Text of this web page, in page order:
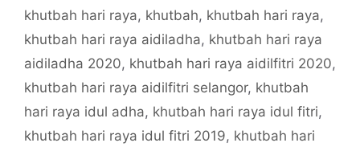
khutbah hari raya, khutbah, khutbah hari raya,
khutbah hari raya aidiladha, khutbah hari raya
aidiladha 2020, khutbah hari raya aidilfitri 2020,
khutbah hari raya aidilfitri selangor, khutbah
hari raya idul adha, khutbah hari raya idul fitri,
khutbah hari raya idul fitri 2019, khutbah hari